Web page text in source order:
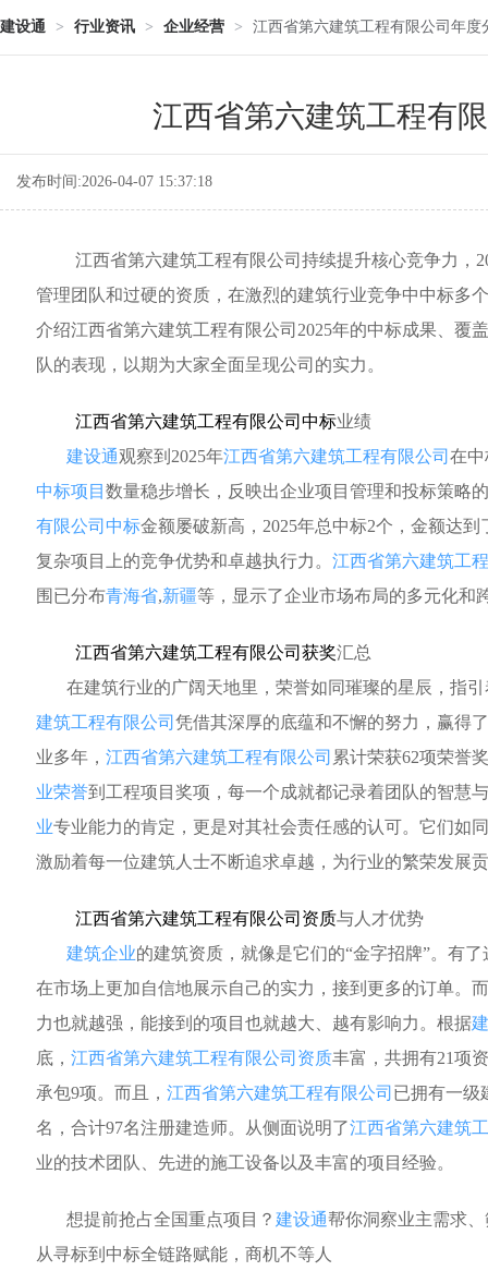
建设通 > 行业资讯 > 企业经营 > 江西省第六建筑工程有限公司年度
江西省第六建筑工程有
发布时间:2026-04-07 15:37:18
江西省第六建筑工程有限公司持续提升核心竞争力，
管理团队和过硬的资质，在激烈的建筑行业竞争中中标多
介绍江西省第六建筑工程有限公司2025年的中标成果、覆
队的表现，以期为大家全面呈现公司的实力。
江西省第六建筑工程有限公司中标业绩
建设通观察到2025年江西省第六建筑工程有限公司 在
中标项目 数量稳步增长，反映出企业项目管理和投标策略
有限公司中标金额屡破新高，2025年总中标2个，金额达
复杂项目上的竞争优势和卓越执行力。 江西省第六建筑工
围已分布青海省,新疆等，显示了企业市场布局的多元化和
江西省第六建筑工程有限公司获奖汇总
在建筑行业的广阔天地里，荣誉如同璀璨的星辰，指引
建筑工程有限公司 凭借其深厚的底蕴和不懈的努力，赢得
业多年， 江西省第六建筑工程有限公司 累计荣获62项荣誉
业荣誉到工程项目奖项，每一个成就都记录着团队的智慧
业专业能力的肯定，更是对其社会责任感的认可。它们如
激励着每一位建筑人士不断追求卓越，为行业的繁荣发展
江西省第六建筑工程有限公司资质与人才优势
建筑企业的建筑资质，就像是它们的“金字招牌”。有了
在市场上更加自信地展示自己的实力，接到更多的订单。
力也就越强，能接到的项目也就越大、越有影响力。根据
底， 江西省第六建筑工程有限公司资质丰富，共拥有21项
承包9项。而且， 江西省第六建筑工程有限公司 已拥有一级
名，合计97名注册建造师。从侧面说明了江西省第六建筑
业的技术团队、先进的施工设备以及丰富的项目经验。
想提前抢占全国重点项目？ 建设通帮你洞察业主需求
从寻标到中标全链路赋能，商机不等人